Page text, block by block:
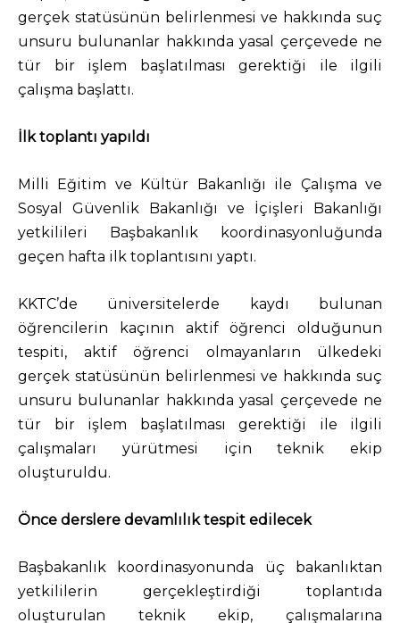
gerçek statüsünün belirlenmesi ve hakkında suç
unsuru bulunanlar hakkında yasal çerçevede ne
tür bir işlem başlatılması gerektiği ile ilgili
çalışma başlattı.
İlk toplantı yapıldı
Milli Eğitim ve Kültür Bakanlığı ile Çalışma ve
Sosyal Güvenlik Bakanlığı ve İçişleri Bakanlığı
yetkilileri Başbakanlık koordinasyonluğunda
geçen hafta ilk toplantısını yaptı.
KKTC’de üniversitelerde kaydı bulunan
öğrencilerin kaçının aktif öğrenci olduğunun
tespiti, aktif öğrenci olmayanların ülkedeki
gerçek statüsünün belirlenmesi ve hakkında suç
unsuru bulunanlar hakkında yasal çerçevede ne
tür bir işlem başlatılması gerektiği ile ilgili
çalışmaları yürütmesi için teknik ekip
oluşturuldu.
Önce derslere devamlılık tespit edilecek
Başbakanlık koordinasyonunda üç bakanlıktan
yetkililerin gerçekleştirdiği toplantıda
oluşturulan teknik ekip, çalışmalarına